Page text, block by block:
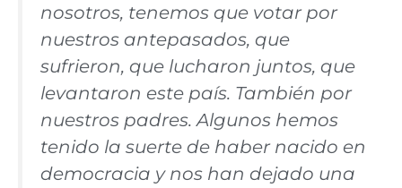
nosotros, tenemos que votar por
nuestros antepasados, que
sufrieron, que lucharon juntos, que
levantaron este país. También por
nuestros padres. Algunos hemos
tenido la suerte de haber nacido en
democracia y nos han dejado una